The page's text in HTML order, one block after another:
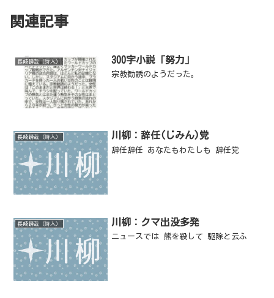
関連記事
長崎瞬哉（詩人） 300字小説「努力」
宗教勧誘のようだった。
長崎瞬哉（詩人） 川柳：辞任(じみん)党
辞任辞任 あなたもわたしも 辞任党
長崎瞬哉（詩人） 川柳：クマ出没多発
ニュースでは 熊を殺して 駆除と云ふ